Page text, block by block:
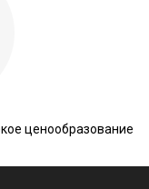
ценообразование